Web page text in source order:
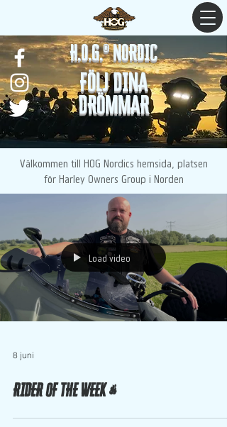
H.O.G.® NORDIC
FÖLJ DINA
DRÖMMAR
Välkommen till HOG Nordics hemsida, platsen
för Harley Owners Group i Norden
Load video
8 juni
RIDER OF THE WEEK 🔥